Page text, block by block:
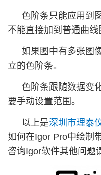
色阶条只能应用到
不能直接加到普通曲线
如果图中有多张图
立的色阶条。
色阶条跟随数据变
要手动设置范围。
以上是深圳市理泰
如何在Igor Pro中绘制
咨询Igor软件其他问题